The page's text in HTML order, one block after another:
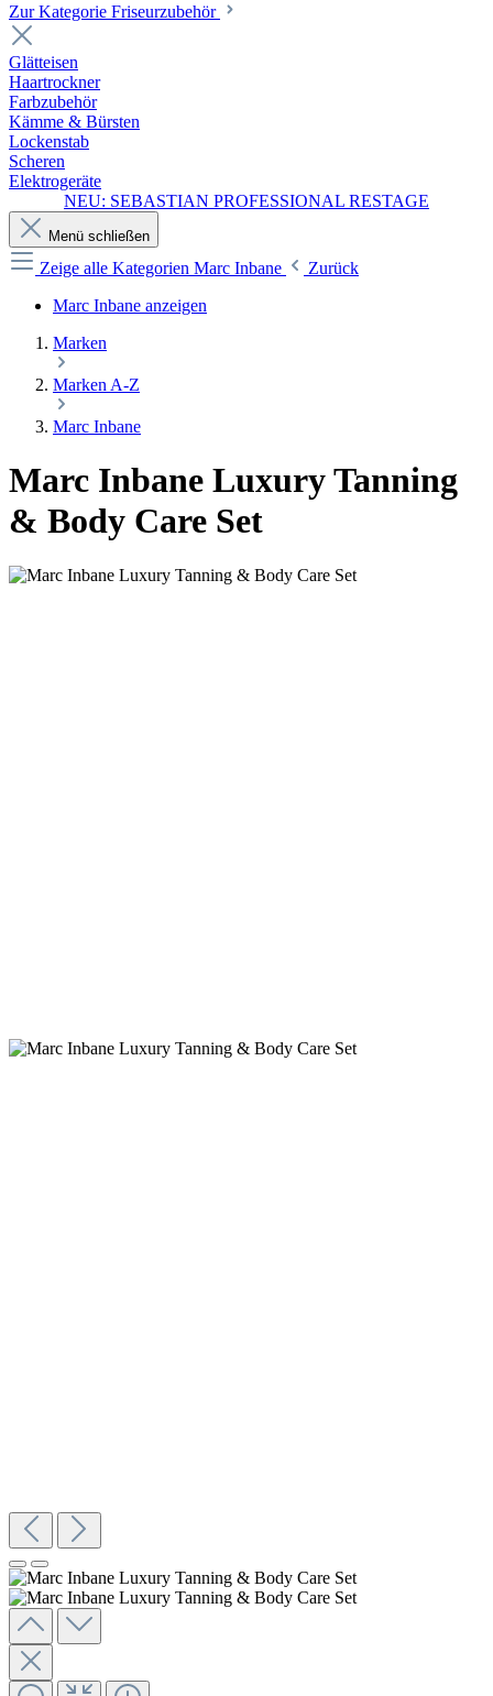
Zur Kategorie Friseurzubehör
Glätteisen
Haartrockner
Farbzubehör
Kämme & Bürsten
Lockenstab
Scheren
Elektrogeräte
NEU: SEBASTIAN PROFESSIONAL RESTAGE
Menü schließen
Zeige alle Kategorien Marc Inbane
Zurück
Marc Inbane anzeigen
Marken
Marken A-Z
Marc Inbane
Marc Inbane Luxury Tanning
& Body Care Set